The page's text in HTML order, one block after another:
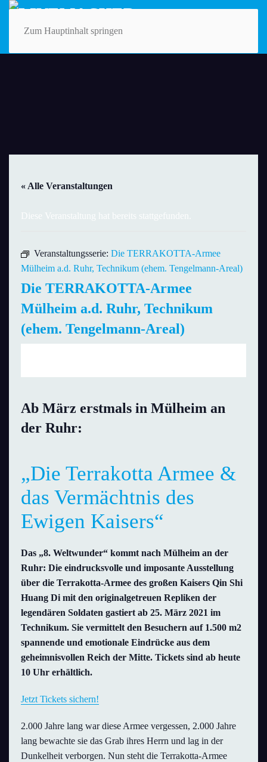
Zum Hauptinhalt springen
« Alle Veranstaltungen
Diese Veranstaltung hat bereits stattgefunden.
Veranstaltungsserie: Die TERRAKOTTA-Armee
Mülheim a.d. Ruhr, Technikum (ehem. Tengelmann-Areal)
Die TERRAKOTTA-Armee
Mülheim a.d. Ruhr, Technikum
(ehem. Tengelmann-Areal)
Ab März erstmals in Mülheim an
der Ruhr:
„Die Terrakotta Armee &
das Vermächtnis des
Ewigen Kaisers“
Das „8. Weltwunder“ kommt nach Mülheim an der
Ruhr: Die eindrucksvolle und imposante Ausstellung
über die Terrakotta-Armee des großen Kaisers Qin Shi
Huang Di mit den originalgetreuen Repliken der
legendären Soldaten gastiert ab 25. März 2021 im
Technikum. Sie vermittelt den Besuchern auf 1.500 m2
spannende und emotionale Eindrücke aus dem
geheimnisvollen Reich der Mitte. Tickets sind ab heute
10 Uhr erhältlich.
Jetzt Tickets sichern!
2.000 Jahre lang war diese Armee vergessen, 2.000 Jahre
lang bewachte sie das Grab ihres Herrn und lag in der
Dunkelheit verborgen. Nun steht die Terrakotta-Armee